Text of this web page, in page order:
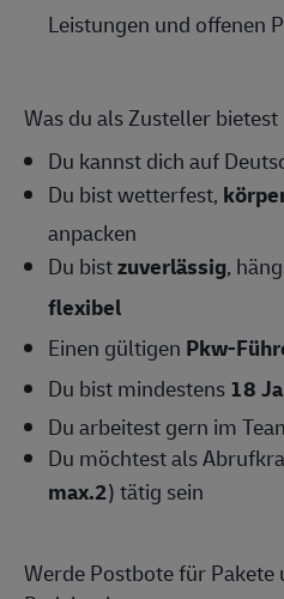
Leistungen und offenen
Was du als Zusteller bietest
Du kannst dich auf
Du bist wetterfest,
anpacken
Du bistzuverlässig,
flexibel
Einen gültigen Pkw-
Du bist mindestens 18
Du arbeitest gern im
Du möchtest als
max.2) tätig sein
Werde Postbote für